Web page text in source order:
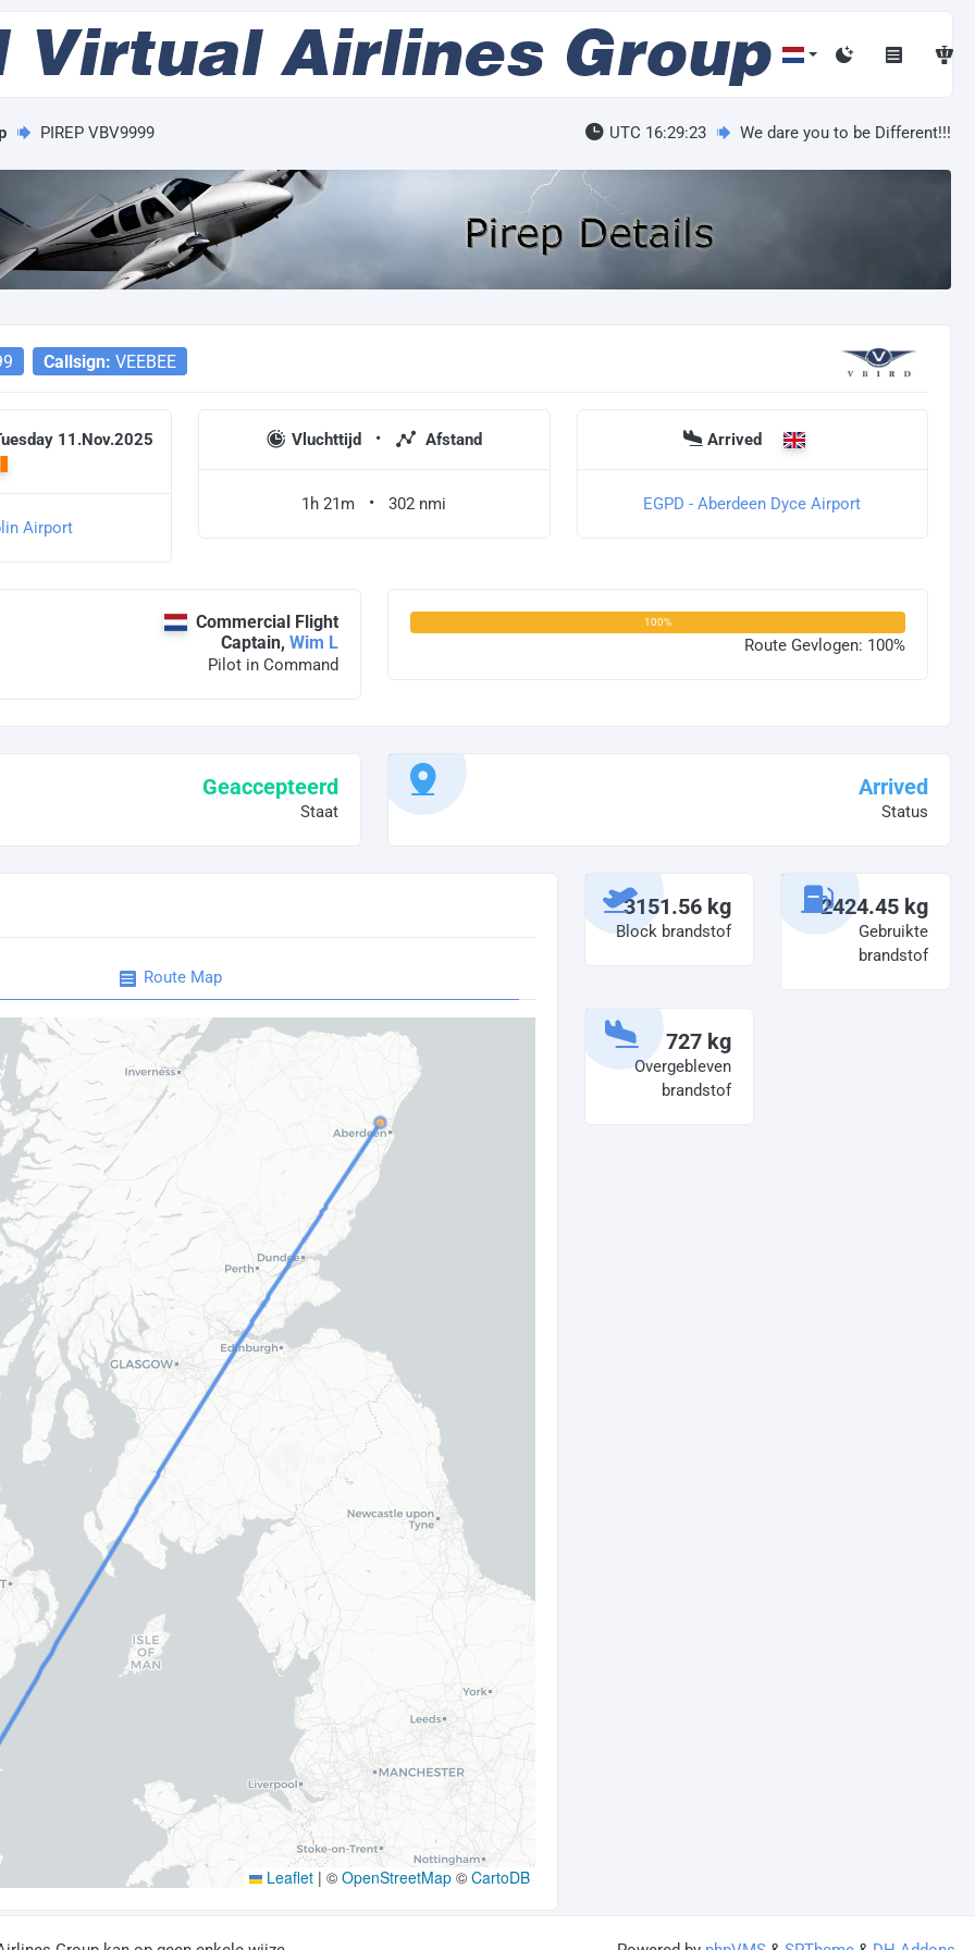
PIREP VBV9999 UTC 16:29:23 We dare you to be Different!!!
Callsign: VEEBEE
11.Nov.2025
Airport
Vluchttijd Afstand
1h 21m 302 nmi
Arrived
EGPD - Aberdeen Dyce Airport
Commercial Flight
Captain, Wim L
Pilot in Command
100%
Route Gevlogen: 100%
Geaccepteerd
Staat
Arrived
Status
Route Map
Leaflet | © OpenStreetMap© CartoDB
3151.56 kg
Block brandstof
2424.45 kg
Gebruikte
brandstof
727 kg
Overgebleven
brandstof